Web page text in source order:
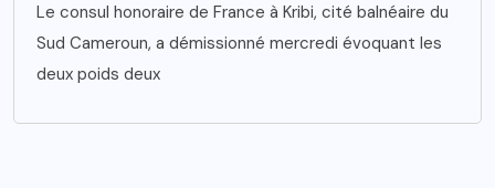
Le consul honoraire de France à Kribi, cité balnéaire du
Sud Cameroun, a démissionné mercredi évoquant les
deux poids deux